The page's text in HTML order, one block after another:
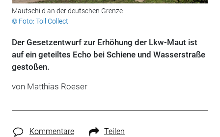
Mautschild an der deutschen Grenze
© Foto: Toll Collect
Der Gesetzentwurf zur Erhöhung der Lkw-Maut ist
auf ein geteiltes Echo bei Schiene und Wasserstraße
gestoßen.
von Matthias Roeser
Kommentare Teilen